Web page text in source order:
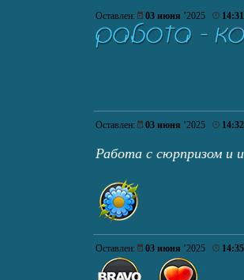
Оставлен: 03 июня ’2025 14:31
Оставлен: 03 июня ’2025 14:32
Работа с сюрпризом и
Оставлен: 03 июня ’2025 14:35